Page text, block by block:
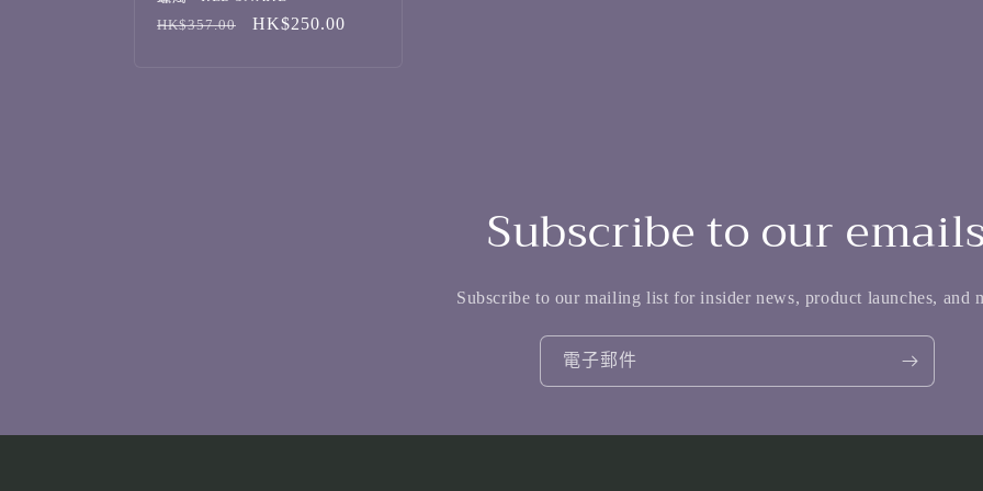
定
HK$357.00
售
HK$250.00
Subscribe to our emails
Subscribe to our mailing list for insider news, product launches, and
電子郵件